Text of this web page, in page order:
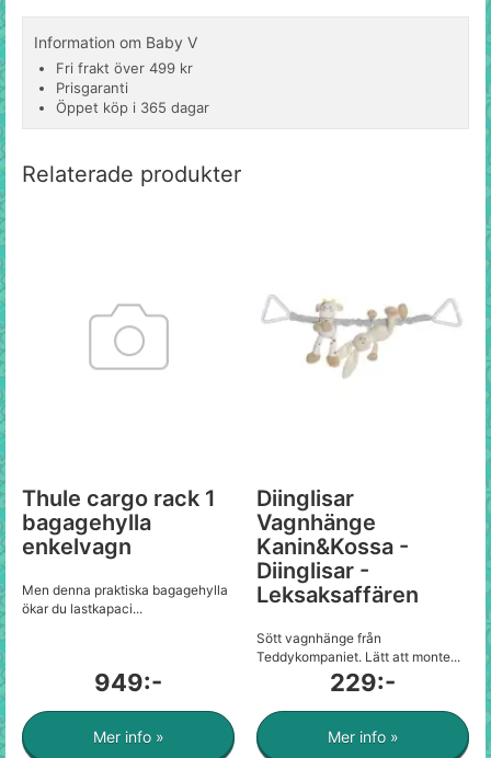
Information om Baby V
Fri frakt över 499 kr
Prisgaranti
Öppet köp i 365 dagar
Relaterade produkter
Thule cargo rack 1
bagagehylla
enkelvagn
Men denna praktiska bagagehylla
ökar du lastkapaci...
949:-
Mer info »
Diinglisar
Vagnhänge
Kanin&Kossa -
Diinglisar -
Leksaksaffären
Sött vagnhänge från
Teddykompaniet. Lätt att monte...
229:-
Mer info »